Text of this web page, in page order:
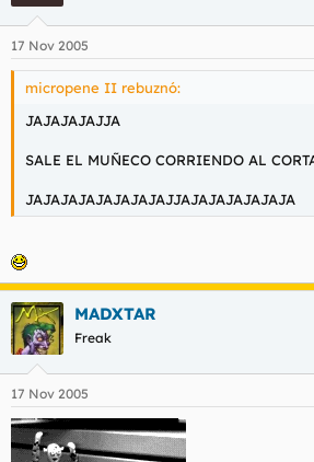
17 Nov 2005
micropene II rebuznó:
JAJAJAJAJJA
SALE EL MUÑECO CORRIENDO AL
JAJAJAJAJAJAJAJAJJAJAJAJAJAJAJA
MADXTAR
Freak
17 Nov 2005